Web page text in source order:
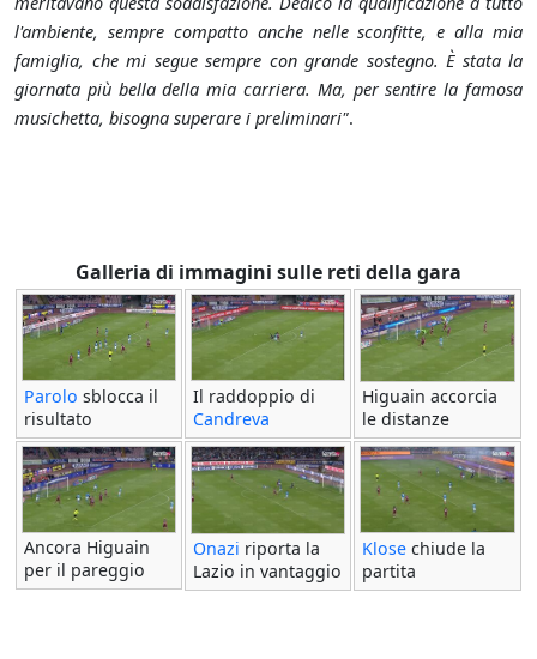
l'ambiente, sempre compatto anche nelle sconfitte, e alla mia
famiglia, che mi segue sempre con grande sostegno. È stata la
giornata più bella della mia carriera. Ma, per sentire la famosa
musichetta, bisogna superare i preliminari".
Galleria di immagini sulle reti della gara
Parolo sblocca il
risultato
Il raddoppio di
Candreva
Higuain accorcia
le distanze
Ancora Higuain
per il pareggio
Onazi riporta la
Lazio in vantaggio
Klose chiude la
partita